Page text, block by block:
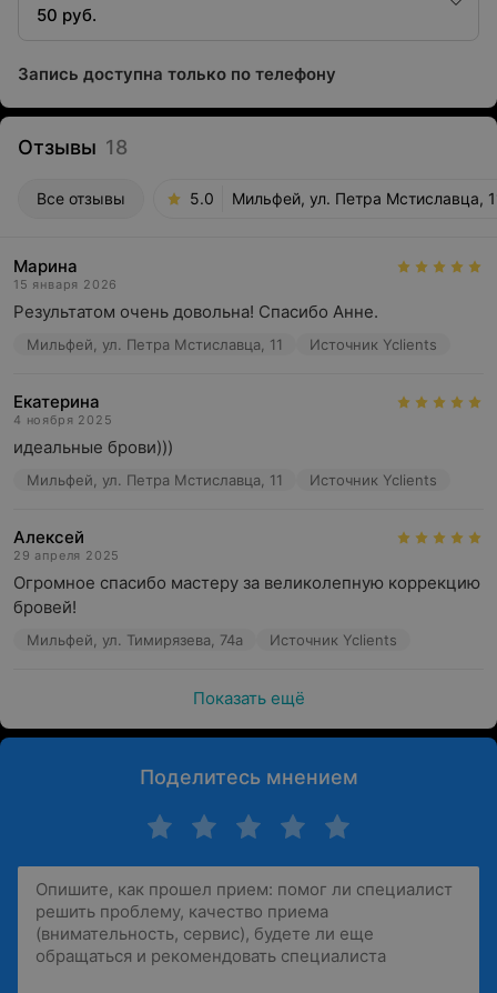
50 руб.
Запись доступна только по телефону
Отзывы 18
Все отзывы 5.0 Мильфей, ул. Петра Мстиславца,
Марина
15 января 2026
Результатом очень довольна! Спасибо Анне.
Мильфей, ул. Петра Мстиславца, 11 Источник Yclients
Екатерина
4 ноября 2025
идеальные брови)))
Мильфей, ул. Петра Мстиславца, 11 Источник Yclients
Алексей
29 апреля 2025
Огромное спасибо мастеру за великолепную коррекцию
бровей!
Мильфей, ул. Тимирязева, 74а Источник Yclients
Показать ещё
Поделитесь мнением